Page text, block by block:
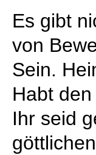
Es gibt
von
Sein.
Habt
Ihr seid